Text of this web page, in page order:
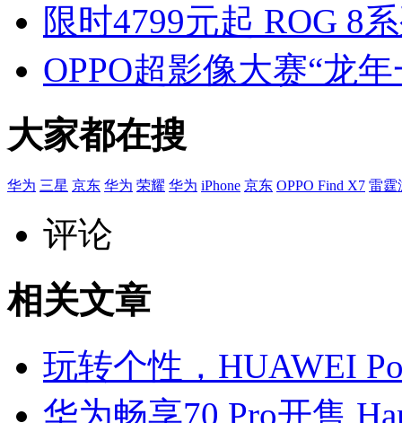
限时4799元起 ROG 8
OPPO超影像大赛“龙
大家都在搜
华为 三星 京东 华为 荣耀 华为 iPhone 京东 OPPO Find X7 雷霆
评论
相关文章
玩转个性，HUAWEI
华为畅享70 Pro开售